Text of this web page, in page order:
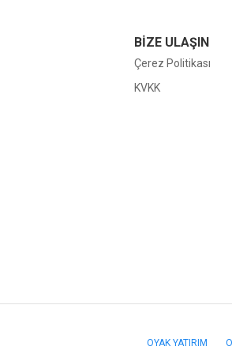
BİZE ULAŞIN
Çerez Politikası
KVKK
OYAK YATIRIM